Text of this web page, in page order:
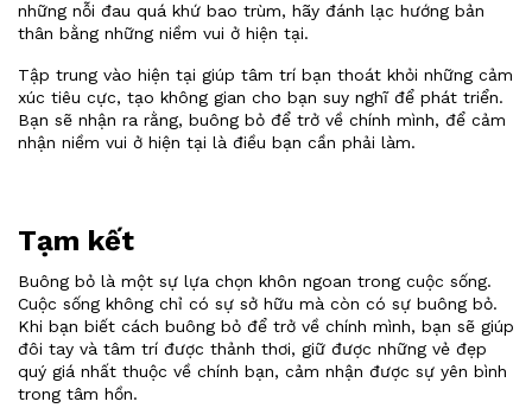
những nỗi đau quá khứ bao trùm, hãy đánh lạc hướng bản
thân bằng những niềm vui ở hiện tại.
Tập trung vào hiện tại giúp tâm trí bạn thoát khỏi những cảm
xúc tiêu cực, tạo không gian cho bạn suy nghĩ để phát triển.
Bạn sẽ nhận ra rằng, buông bỏ để trở về chính mình, để cảm
nhận niềm vui ở hiện tại là điều bạn cần phải làm.
Tạm kết
Buông bỏ là một sự lựa chọn khôn ngoan trong cuộc sống.
Cuộc sống không chỉ có sự sở hữu mà còn có sự buông bỏ.
Khi bạn biết cách buông bỏ để trở về chính mình, bạn sẽ giúp
đôi tay và tâm trí được thảnh thơi, giữ được những vẻ đẹp
quý giá nhất thuộc về chính bạn, cảm nhận được sự yên bình
trong tâm hồn.